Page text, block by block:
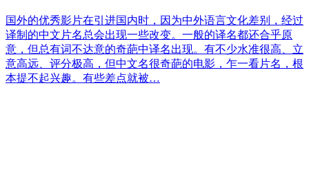
国外的优秀影片在引进国内时，因为中外语言文化差别，经过
译制的中文片名总会出现一些改变。一般的译名都还合乎原
意，但总有词不达意的奇葩中译名出现。有不少水准很高、立
意高远、评分极高，但中文名很奇葩的电影，乍一看片名，根
本提不起兴趣。有些差点就被…